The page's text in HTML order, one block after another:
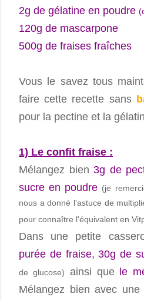
2g de gélatine en poudre
120g de mascarpone
500g de fraises fraîches
Vous le savez tous
faire cette recette sans
pour la pectine et la
1) Le confit fraise :
Mélangez bien 3g de
sucre en poudre (je
nous a donné l'astuce de
pour connaître l'équivalent en
Dans une petite
purée de fraise, 30g de
de glucose)
ainsi quele
Mélangez bien avec une